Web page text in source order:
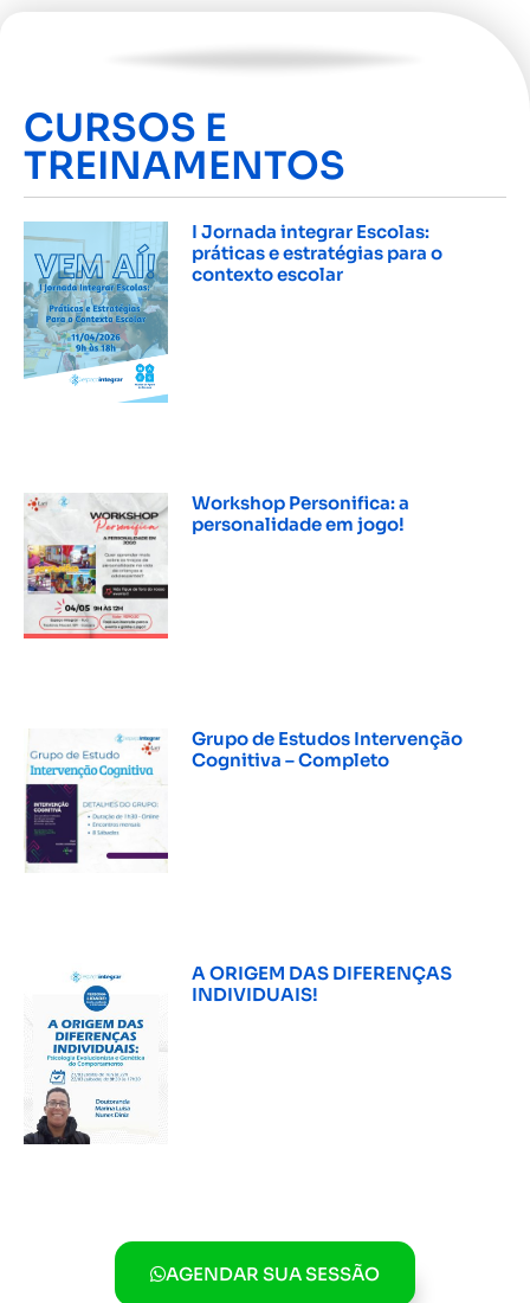
CURSOS E
TREINAMENTOS
I Jornada integrar Escolas:
práticas e estratégias para o
contexto escolar
Workshop Personifica: a
personalidade em jogo!
Grupo de Estudos Intervenção
Cognitiva – Completo
A ORIGEM DAS DIFERENÇAS
INDIVIDUAIS!
AGENDAR SUA SESSÃO